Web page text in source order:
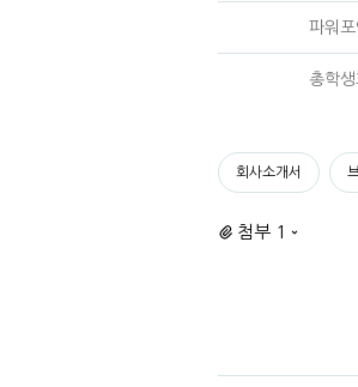
파워
총학
회사소개서
첨부 1